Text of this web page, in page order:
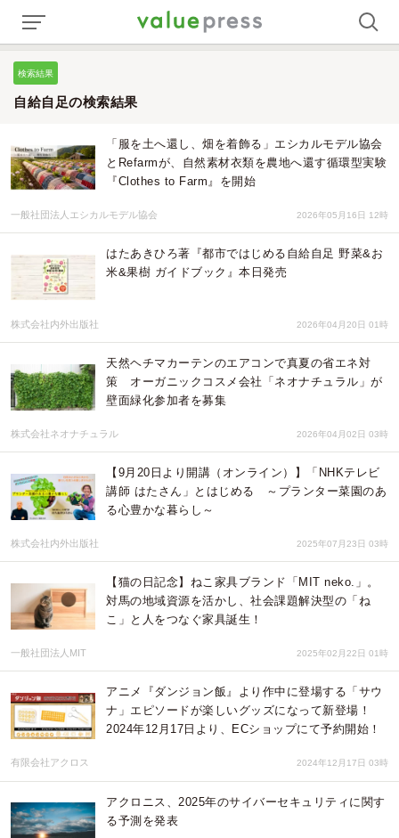
検索結果
自給自足の検索結果
「服を土へ還し、畑を着飾る」エシカルモデル協会
とRefarmが、自然素材衣類を農地へ還す循環型実験
『Clothes to Farm』を開始
一般社団法人エシカルモデル協会 2026年05月16日 12時
はたあきひろ著『都市ではじめる自給自足 野菜&お
米&果樹 ガイドブック』本日発売
株式会社内外出版社 2026年04月20日 01時
天然ヘチマカーテンのエアコンで真夏の省エネ対
策 オーガニックコスメ会社「ネオナチュラル」が
壁面緑化参加者を募集
株式会社ネオナチュラル 2026年04月02日 03時
【9月20日より開講（オンライン）】「NHKテレビ
講師 はたさん」とはじめる ～プランター菜園のあ
る心豊かな暮らし～
株式会社内外出版社 2025年07月23日 03時
【猫の日記念】ねこ家具ブランド「MIT neko.」。
対馬の地域資源を活かし、社会課題解決型の「ね
こ」と人をつなぐ家具誕生！
一般社団法人MIT 2025年02月22日 01時
アニメ『ダンジョン飯』より作中に登場する「サウ
ナ」エピソードが楽しいグッズになって新登場！
2024年12月17日より、ECショップにて予約開始！
有限会社アクロス 2024年12月17日 03時
アクロニス、2025年のサイバーセキュリティに関す
る予測を発表